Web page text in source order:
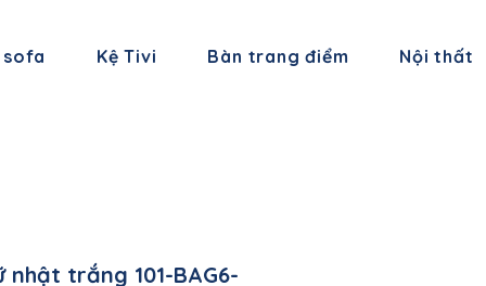
sofa Kệ Tivi Bàn trang điểm Nội thất
nhật trắng 101-BAG6-